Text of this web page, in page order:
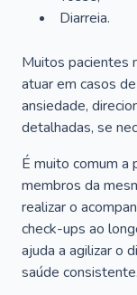
Diarreia.
Muitos pacientes
atuar em casos
ansiedade,
detalhadas, se
É muito comum a
membros da
realizar o
check-ups ao
ajuda a agilizar o
saúde consistente.